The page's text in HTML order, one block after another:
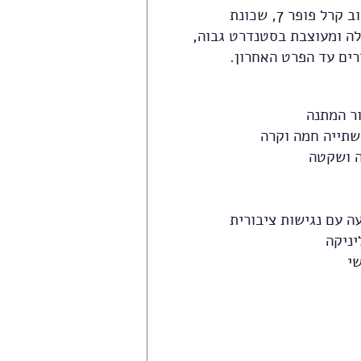
הקליניקה נמצאת ברחוב קרל פופר 7, שכונת
ומעוצבת בסטנדרט גבוה,
עד הפרט האחרון.
המתנה
חמה וקרה
ושקטה
עם נגישות ציבורית